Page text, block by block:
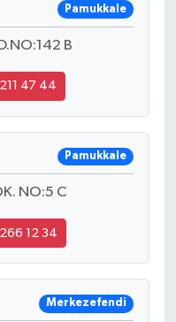
Pamukkale
B
47 44
Pamukkale
NO:5 C
12 34
Merkezefendi